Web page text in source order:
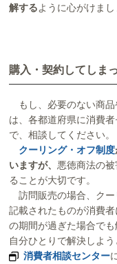
解するように心がけまし
購入・契約してしま
もし、必要のない商品
は、各都道府県に消費
で、相談してください。
クーリング・オフ制度
いますが、悪徳商法の
ることが大切です。
訪問販売の場合、クー
記載されたものが消費
の期間が過ぎた場合でも
自分ひとりで解決しよう
消費者相談センター